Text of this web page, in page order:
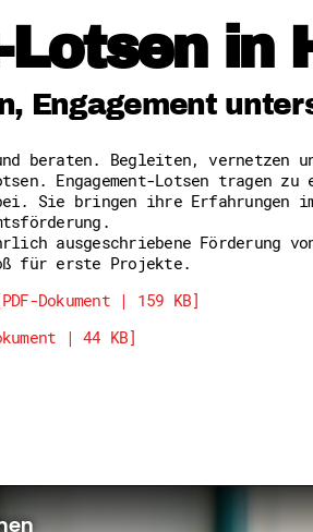
Ehrentag
Freiwilligenmanagement
Hessen engagiert - Digitale
Kompetenznachweis Hessen
Zeugnisbeiblatt
Mach dich schlau
GEMA-Pakt
Di@-Lotsen in Hessen
Energiepreiskrise und
Flüchtlingshilfe +
Generationsübergreifend
Qualifizierung & Fortbildung
Service
Suche
in
Engagement
beraten. Begleiten, vernetzen
Engagement-Lotsen tragen
Sie bringen ihre Erfahrungen
ausgeschriebene Förderung
für erste Projekte.
Dokument | 159 KB]
| 44 KB]